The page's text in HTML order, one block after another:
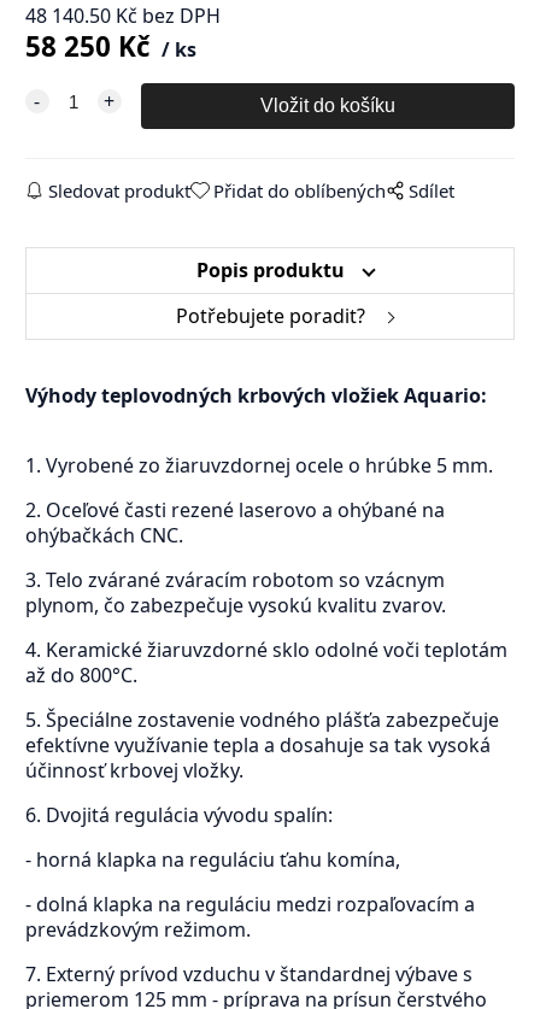
48 140.50Kč bez DPH
58 250 Kč ks
Sledovat produkt Přidat do oblíbených Sdílet
Popis produktu
Potřebujete poradit?
Výhody teplovodných krbových vložiek Aquario:
1. Vyrobené zo žiaruvzdornej ocele o hrúbke 5 mm.
2. Oceľové časti rezené laserovo a ohýbané na
ohýbačkách CNC.
3. Telo zvárané zváracím robotom so vzácnym
plynom, čo zabezpečuje vysokú kvalitu zvarov.
4. Keramické žiaruvzdorné sklo odolné voči teplotám
až do 800°C.
5. Špeciálne zostavenie vodného plášťa zabezpečuje
efektívne využívanie tepla a dosahuje sa tak vysoká
účinnosť krbovej vložky.
6. Dvojitá regulácia vývodu spalín:
- horná klapka na reguláciu ťahu komína,
- dolná klapka na reguláciu medzi rozpaľovacím a
prevádzkovým režimom.
7. Externý prívod vzduchu v štandardnej výbave s
priemerom 125 mm - príprava na prísun čerstvého